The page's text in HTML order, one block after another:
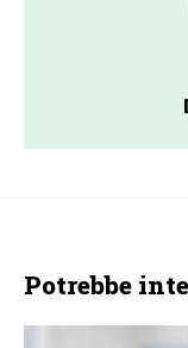
Potrebbe